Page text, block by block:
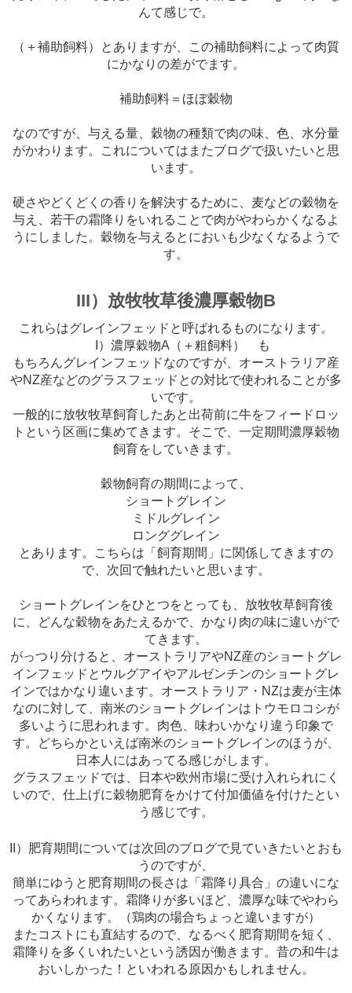
んて感じで。
（＋補助飼料）とありますが、この補助飼料によって肉質
にかなりの差がでます。
補助飼料＝ほぼ穀物
なのですが、与える量、穀物の種類で肉の味、色、水分量
がかわります。これについてはまたブログで扱いたいと思
います。
硬さやどくどくの香りを解決するために、麦などの穀物を
与え、若干の霜降りをいれることで肉がやわらかくなるよ
うにしました。穀物を与えるとにおいも少なくなるようで
す。
III）放牧牧草後濃厚穀物B
これらはグレインフェッドと呼ばれるものになります。
I）濃厚穀物A（＋粗飼料） も
もちろんグレインフェッドなのですが、オーストラリア産
やNZ産などのグラスフェッドとの対比で使われることが多
いです。
一般的に放牧牧草飼育したあと出荷前に牛をフィードロッ
トという区画に集めてきます。そこで、一定期間濃厚穀物
飼育をしていきます。
穀物飼育の期間によって、
ショートグレイン
ミドルグレイン
ロンググレイン
とあります。こちらは「飼育期間」に関係してきますの
で、次回で触れたいと思います。
ショートグレインをひとつをとっても、放牧牧草飼育後
に、どんな穀物をあたえるかで、かなり肉の味に違いがで
てきます。
がっつり分けると、オーストラリアやNZ産のショートグレ
インフェッドとウルグアイやアルゼンチンのショートグレ
インではかなり違います。オーストラリア・NZは麦が主体
なのに対して、南米のショートグレインはトウモロコシが
多いように思われます。肉色、味わいかなり違う印象で
す。どちらかといえば南米のショートグレインのほうが、
日本人にはあってる感じがします。
グラスフェッドでは、日本や欧州市場に受け入れられにく
いので、仕上げに穀物肥育をかけて付加価値を付けたとい
う感じです。
II）肥育期間については次回のブログで見ていきたいとおも
うのですが、
簡単にゆうと肥育期間の長さは「霜降り具合」の違いにな
ってあらわれます。霜降りが多いほど、濃厚な味でやわら
かくなります。（鶏肉の場合ちょっと違いますが）
またコストにも直結するので、なるべく肥育期間を短く、
霜降りを多くいれたいという誘因が働きます。昔の和牛は
おいしかった！といわれる原因かもしれません。